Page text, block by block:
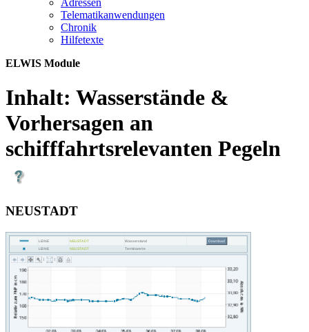
Adres­sen
Te­le­ma­ti­kan­wen­dun­gen
Chro­nik
Hil­fe­tex­te
ELWIS Module
Inhalt: Wasserstände &
Vorhersagen an
schifffahrtsrelevanten Pegeln
NEUSTADT